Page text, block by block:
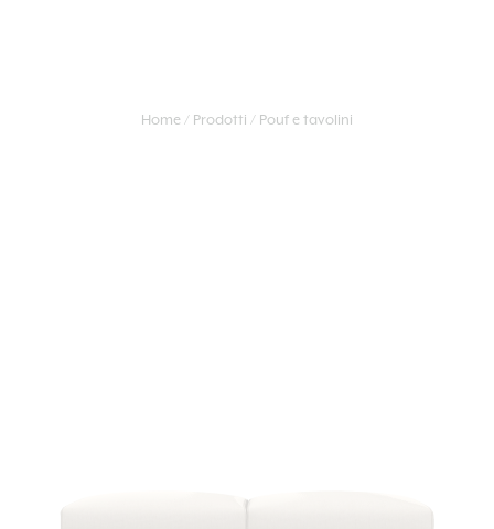
Home Prodotti Pouf e tavolini